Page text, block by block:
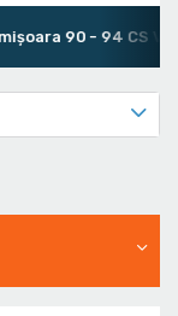
90 - 94 CS Vâlcea